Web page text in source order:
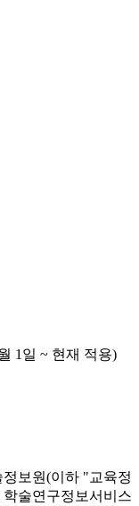
1일 ~ 현재 적용)
보원(이하 "교육정
술연구정보서비스